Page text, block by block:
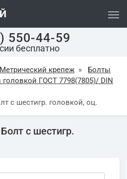
550-44-59
бесплатно
Метрический крепеж »
Болты
ГОСТ 7798(7805)/ DIN
с шестигр. головкой, оц.
с шестигр.